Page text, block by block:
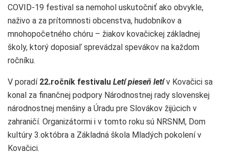
COVID-19 festival sa nemohol uskutočniť ako obvykle,
naživo a za prítomnosti obcenstva, hudobníkov a
mnohopočetného chóru – žiakov kovačickej základnej
školy, ktorý doposiaľ sprevádzal spevákov na každom
ročníku.
V poradí 22.ročník festivalu Letí pieseň letív Kovačici sa
konal za finančnej podpory Národnostnej rady slovenskej
národnostnej menšiny a Úradu pre Slovákov žijúcich v
zahraničí. Organizátormi i v tomto roku sú NRSNM, Dom
kultúry 3.októbra a Základná škola Mladých pokolení v
Kovačici.